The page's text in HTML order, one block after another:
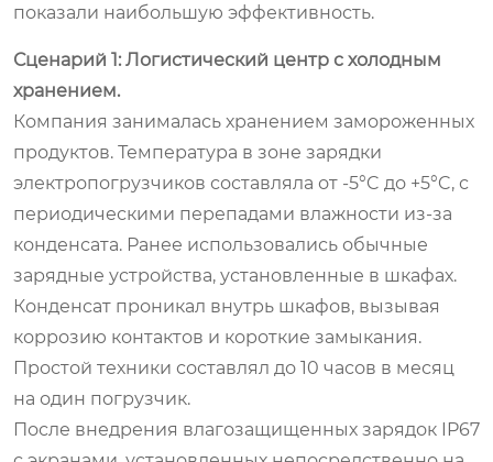
показали наибольшую эффективность.
Сценарий 1: Логистический центр с холодным
хранением.
Компания занималась хранением замороженных
продуктов. Температура в зоне зарядки
электропогрузчиков составляла от -5°C до +5°C, с
периодическими перепадами влажности из-за
конденсата. Ранее использовались обычные
зарядные устройства, установленные в шкафах.
Конденсат проникал внутрь шкафов, вызывая
коррозию контактов и короткие замыкания.
Простой техники составлял до 10 часов в месяц
на один погрузчик.
После внедрения влагозащищенных зарядок IP67